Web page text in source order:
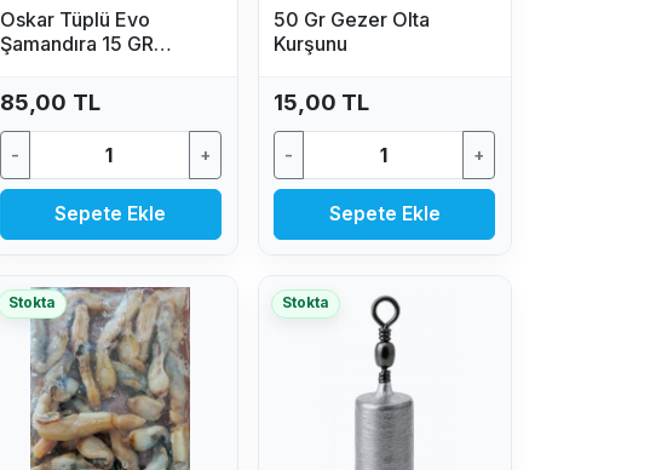
Oskar Tüplü Evo
Şamandıra 15 GR
85,00 TL
- +
Sepete Ekle
50 Gr Gezer Olta
Kurşunu
15,00 TL
- +
Sepete Ekle
Stokta Stokta